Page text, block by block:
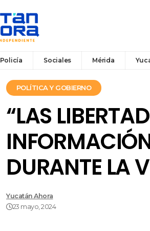
Policía Sociales Mérida
POLÍTICA Y GOBIERNO
“LAS
DURANTE LA
Yucatán Ahora
23 mayo, 2024